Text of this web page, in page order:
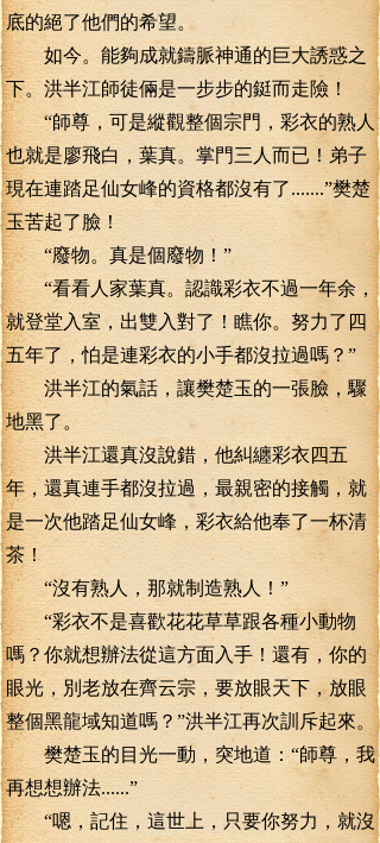
底的絕了他們的希望。
如今。能夠成就鑄脈神通的巨大誘惑之
下。洪半江師徒倆是一步步的鋌而走險！
“師尊，可是縱觀整個宗門，彩衣的熟人
也就是廖飛白，葉真。掌門三人而已！弟子
現在連踏足仙女峰的資格都沒有了.......”樊楚
玉苦起了臉！
“廢物。真是個廢物！”
“看看人家葉真。認識彩衣不過一年余，
就登堂入室，出雙入對了！瞧你。努力了四
五年了，怕是連彩衣的小手都沒拉過嗎？”
洪半江的氣話，讓樊楚玉的一張臉，驟
地黑了。
洪半江還真沒說錯，他糾纏彩衣四五
年，還真連手都沒拉過，最親密的接觸，就
是一次他踏足仙女峰，彩衣給他奉了一杯清
茶！
“沒有熟人，那就制造熟人！”
“彩衣不是喜歡花花草草跟各種小動物
嗎？你就想辦法從這方面入手！還有，你的
眼光，別老放在齊云宗，要放眼天下，放眼
整個黑龍域知道嗎？”洪半江再次訓斥起來。
樊楚玉的目光一動，突地道：“師尊，我
再想想辦法......”
“嗯，記住，這世上，只要你努力，就沒